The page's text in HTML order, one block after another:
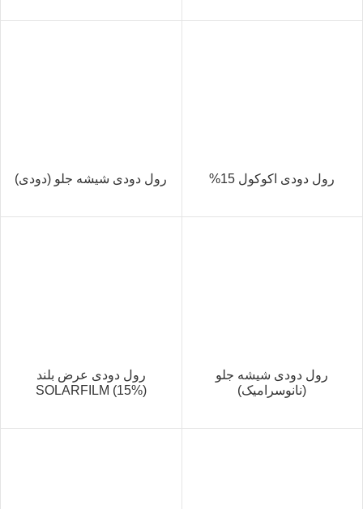
رول دودی اکوکول 15% رول دودی شیشه جلو (دودی)
رول دودی شیشه جلو
(نانوسرامیک)
رول دودی عرض بلند
SOLARFILM (15%)